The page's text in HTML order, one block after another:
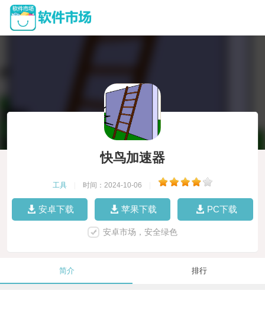
快鸟加速器
工具 时间：2024-10-06
安卓下载 苹果下载 PC下载
安卓市场，安全绿色
简介 排行